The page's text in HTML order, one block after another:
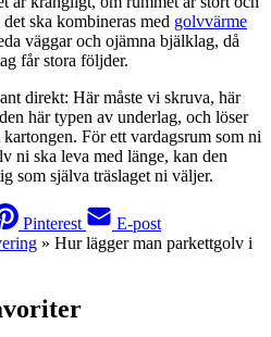
ska kombineras med golvvärme
väggar och ojämna bjälklag, då
får stora följder.
direkt: Här måste vi skruva, här
här typen av underlag, och löser
För ett vardagsrum som ni
ni ska leva med länge, kan den
som själva träslaget ni väljer.
Pinterest
E-post
» Hur lägger man parkettgolv i